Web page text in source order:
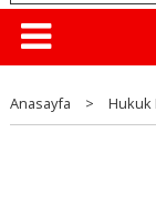
Anasayfa > Hukuk